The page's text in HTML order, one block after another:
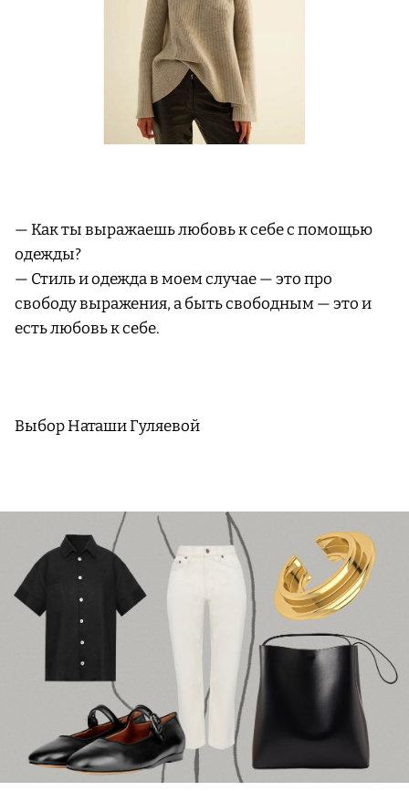
— Как ты выражаешь любовь к себе с помощью
одежды?
— Стиль и одежда в моем случае — это про
свободу выражения, а быть свободным — это и
есть любовь к себе.
Выбор Наташи Гуляевой